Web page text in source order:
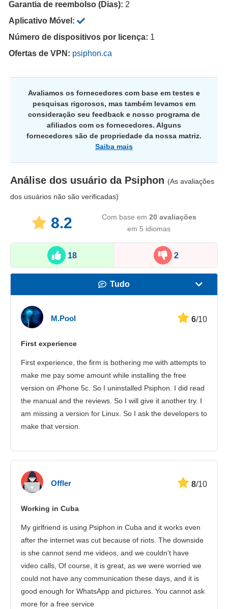
Garantia de reembolso (Dias): 2
Aplicativo Móvel:
Número de dispositivos por licença: 1
Ofertas de VPN: psiphon.ca
Avaliamos os fornecedores com base em testes e
pesquisas rigorosos, mas também levamos em
consideração seu feedback e nosso programa de
afiliados com os fornecedores. Alguns
fornecedores são de propriedade da nossa matriz.
Saiba mais
Análise dos usuário da Psiphon (As avaliações
dos usuários não são verificadas)
8.2 Com base em 20avaliações
em 5 idiomas
18 2
Tudo
Suporte
M.Pool 6/10
First experience
First experience, the firm is bothering me with attempts to
make me pay some amount while installing the free
version on iPhone 5c. So I uninstalled Psiphon. I did read
the manual and the reviews. So I will give it another try. I
am missing a version for Linux. So I ask the developers to
make that version.
Offler 8/10
Working in Cuba
My girlfriend is using Psiphon in Cuba and it works even
after the internet was cut because of riots. The downside
is she cannot send me videos, and we couldn't have
video calls, Of course, it is great, as we were worried we
could not have any communication these days, and it is
good enough for WhatsApp and pictures. You cannot ask
more for a free service